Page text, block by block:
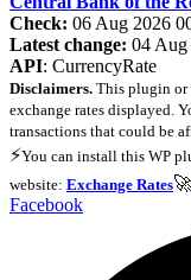
Check: 06 Aug 2026
Latest change: 04
API: CurrencyRate
Disclaimers. This plugin or
exchange rates displayed.
transactions that could be
⚡You can install this WP
website: Exchange Rates🚀
Facebook